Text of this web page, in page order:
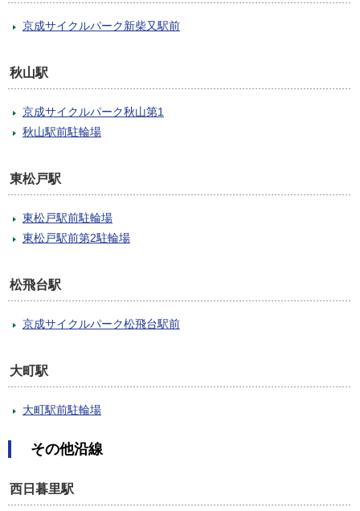
京成サイクルパーク新柴又駅前
秋山駅
京成サイクルパーク秋山第1
秋山駅前駐輪場
東松戸駅
東松戸駅前駐輪場
東松戸駅前第2駐輪場
松飛台駅
京成サイクルパーク松飛台駅前
大町駅
大町駅前駐輪場
その他沿線
西日暮里駅